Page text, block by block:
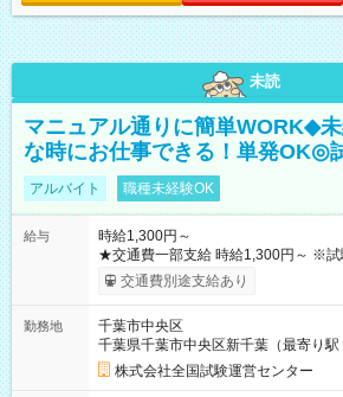
未読
マニュアル通りに簡単WORK◆
な時にお仕事できる！単発OK◎
アルバイト 職種未経験OK
給与
時給1,300円～
★交通費一部支給 時給1,300円～ ※試験・役割により手当あり
※勤務回数により昇給あり 【即給（
り！】 希望される場合、勤務から1週
例】 ・河合塾模擬試験 8:30～17:30（
×8時間＝日収10,400円＋交通費 ※当
円の場合あり ・国家試験 7:00～
円（役割手当＋100円）×6時間＝日収8,400
交通費別途支給あり
勤務地
千葉市中央区
千葉県千葉市中央区新千葉（最寄り駅
株式会社全国試験運営センター